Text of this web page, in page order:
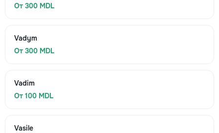
От 300 MDL
Vadym
От 300 MDL
Vadim
От 100 MDL
Vasile